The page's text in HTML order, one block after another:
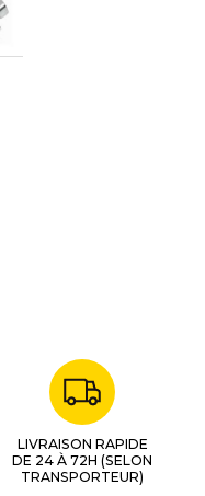
LIVRAISON RAPIDE
DE 24 À 72H (SELON
TRANSPORTEUR)